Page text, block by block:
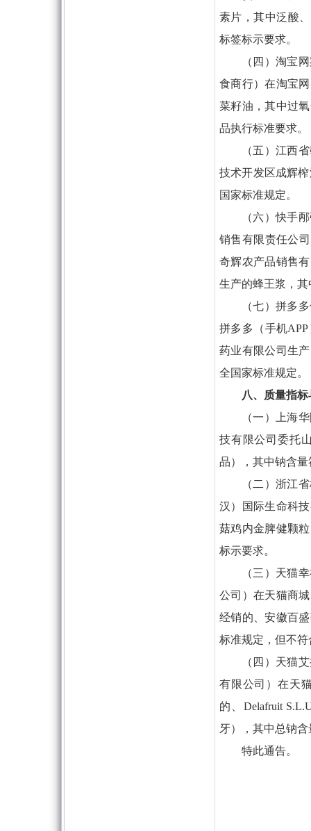
素片，其中泛酸
标签标示要求。
（四）淘宝
食商行）在淘宝
菜籽油，其中过
品执行标准要求。
（五）江西
技术开发区成辉
国家标准规定。
（六）快手
销售有限责任公
奇辉农产品销售
生产的蜂王浆，
（七）拼多
拼多多（手机
药业有限公司生
全国家标准规定。
八、质量指
（一）上海
技有限公司委托
品），其中钠含
（二）浙江
汉）国际生命科
菇鸡内金脾健颗
标示要求。
（三）天猫
公司）在天猫商
经销的、安徽百
标准规定，但不
（四）天猫
有限公司）在天
的、Delafruit
牙），其中总钠
特此通告。